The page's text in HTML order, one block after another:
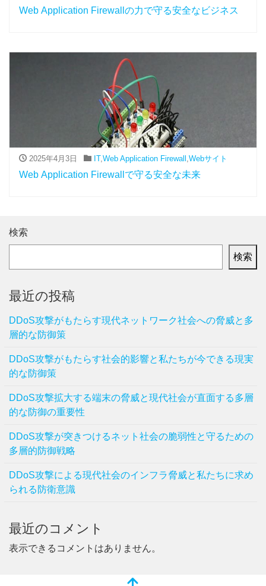
Web Application Firewallの力で守る安全なビジネス
2025年4月3日 IT,Web Application Firewall ,Webサイト
Web Application Firewallで守る安全な未来
検索
検索
最近の投稿
DDoS攻撃がもたらす現代ネットワーク社会への脅威と多
層的な防御策
DDoS攻撃がもたらす社会的影響と私たちが今できる現実
的な防御策
DDoS攻撃拡大する端末の脅威と現代社会が直面する多層
的な防御の重要性
DDoS攻撃が突きつけるネット社会の脆弱性と守るための
多層的防御戦略
DDoS攻撃による現代社会のインフラ脅威と私たちに求め
られる防衛意識
最近のコメント
表示できるコメントはありません。